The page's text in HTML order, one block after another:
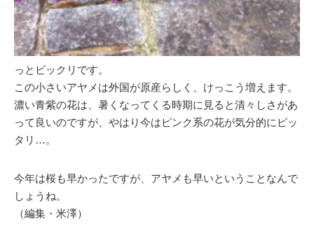
っとビックリです。
この小さいアヤメは外国が原産らしく、けっこう増えます。
濃い青紫の花は、暑くなってくる時期に見ると清々しさがあ
って良いのですが、やはり今はピンク系の花が気分的にピッ
タリ…。
今年は桜も早かったですが、アヤメも早いということなんで
しょうね。
（編集・米澤）